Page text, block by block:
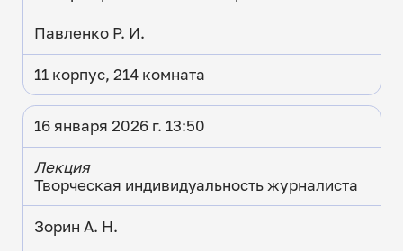
Павленко Р. И.
11 корпус, 214 комната
16 января 2026 г. 13:50
Лекция
Творческая индивидуальность журналиста
Зорин А. Н.